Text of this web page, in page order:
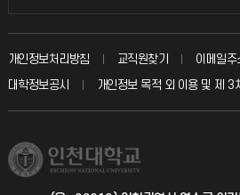
입학안내
취업정보(학생)
칭찬마당
학생서비스 지킴이
총동문회
교수회
교육혁신본부
국제지원과
개인정보처리방침 교직원찾기
이메일
대학정보공시
개인정보 목적 외 이용 및 제 3